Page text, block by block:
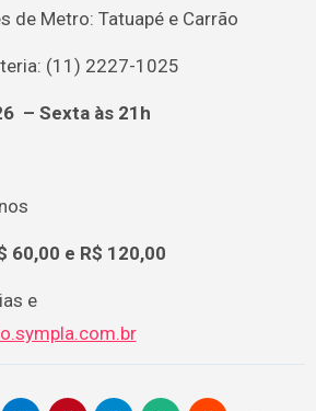
de Metro: Tatuapé e Carrão
(11) 2227-1025
– Sexta às 21h
60,00 e R$ 120,00
e